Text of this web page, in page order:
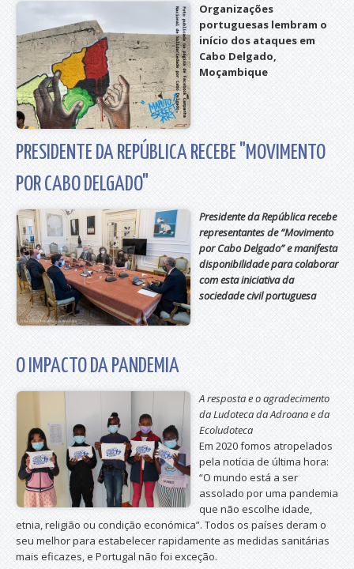
Organizações
portuguesas lembram o
início dos ataques em
Cabo Delgado,
Moçambique
PRESIDENTE DA REPÚBLICA RECEBE "MOVIMENTO
POR CABO DELGADO"
Presidente da República recebe
representantes de “Movimento
por Cabo Delgado” e manifesta
disponibilidade para colaborar
com esta iniciativa da
sociedade civil portuguesa
O IMPACTO DA PANDEMIA
A resposta e o agradecimento
da Ludoteca da Adroana e da
Ecoludoteca
Em 2020 fomos atropelados
pela notícia de última hora:
“O mundo está a ser
assolado por uma pandemia
que não escolhe idade,
etnia, religião ou condição económica”. Todos os países deram o
seu melhor para estabelecer rapidamente as medidas sanitárias
mais eficazes, e Portugal não foi exceção.